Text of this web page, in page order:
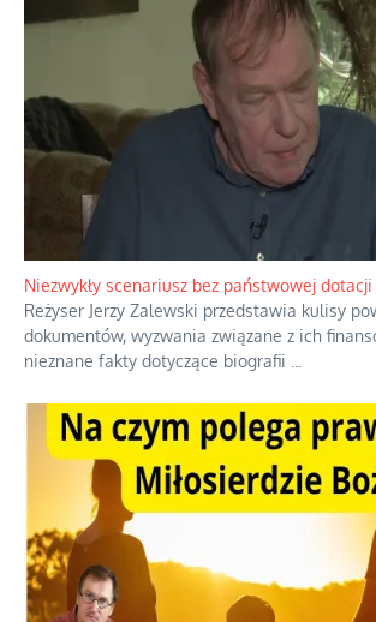
Niezwykły scenariusz bez państwowej dotacji
Reżyser Jerzy Zalewski przedstawia kulisy
dokumentów, wyzwania związane z ich
nieznane fakty dotyczące biografii